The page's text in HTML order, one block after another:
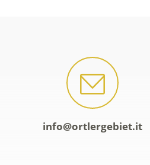
info@ortlergebiet.it